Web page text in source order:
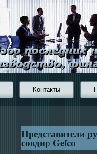
Контакты
Представители
совдир Gefco